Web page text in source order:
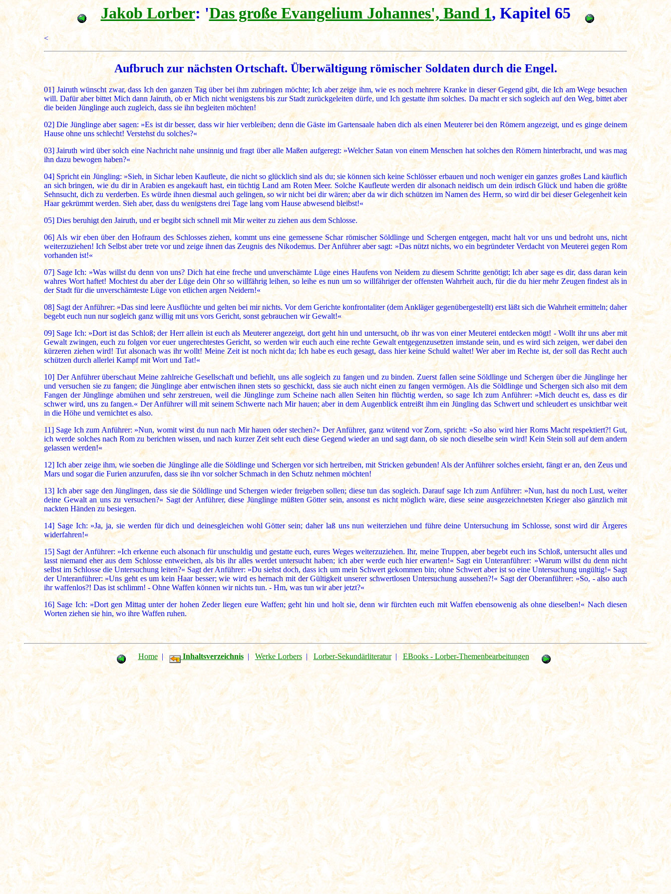
Jakob Lorber: 'Das große Evangelium Johannes', Band 1, Kapitel 65
<
Aufbruch zur nächsten Ortschaft. Überwältigung römischer Soldaten durch die Engel.
01]Jairuth wünscht zwar, dass Ich den ganzen Tag über bei ihm zubringen möchte; Ich aber zeige ihm, wie es noch mehrere Kranke in dieser Gegend gibt, die Ich am Wege besuchen
will. Dafür aber bittet Mich dann Jairuth, ob er Mich nicht wenigstens bis zur Stadt zurückgeleiten dürfe, und Ich gestatte ihm solches. Da macht er sich sogleich auf den Weg, bittet aber
die beiden Jünglinge auch zugleich, dass sie ihn begleiten möchten!
02]Die Jünglinge aber sagen: »Es ist dir besser, dass wir hier verbleiben; denn die Gäste im Gartensaale haben dich als einen Meuterer bei den Römern angezeigt, und es ginge deinem
Hause ohne uns schlecht! Verstehst du solches?«
03]Jairuth wird über solch eine Nachricht nahe unsinnig und fragt über alle Maßen aufgeregt: »Welcher Satan von einem Menschen hat solches den Römern hinterbracht, und was mag
ihn dazu bewogen haben?«
04] Spricht ein Jüngling: »Sieh, in Sichar leben Kaufleute, die nicht so glücklich sind als du; sie können sich keine Schlösser erbauen und noch weniger ein ganzes großes Land käuflich
an sich bringen, wie du dir in Arabien es angekauft hast, ein tüchtig Land am Roten Meer. Solche Kaufleute werden dir alsonach neidisch um dein irdisch Glück und haben die größte
Sehnsucht, dich zu verderben. Es würde ihnen diesmal auch gelingen, so wir nicht bei dir wären; aber da wir dich schützen im Namen des Herrn, so wird dir bei dieser Gelegenheit kein
Haar gekrümmt werden. Sieh aber, dass du wenigstens drei Tage lang vom Hause abwesend bleibst!«
05] Dies beruhigt den Jairuth, und er begibt sich schnell mit Mir weiter zu ziehen aus dem Schlosse.
06]Als wir eben über den Hofraum des Schlosses ziehen, kommt uns eine gemessene Schar römischer Söldlinge und Schergen entgegen, macht halt vor uns und bedroht uns, nicht
weiterzuziehen! Ich Selbst aber trete vor und zeige ihnen das Zeugnis des Nikodemus. Der Anführer aber sagt: »Das nützt nichts, wo ein begründeter Verdacht von Meuterei gegen Rom
vorhanden ist!«
07] Sage Ich: »Was willst du denn von uns? Dich hat eine freche und unverschämte Lüge eines Haufens von Neidern zu diesem Schritte genötigt; Ich aber sage es dir, dass daran kein
wahres Wort haftet! Mochtest du aber der Lüge dein Ohr so willfährig leihen, so leihe es nun um so willfähriger der offensten Wahrheit auch, für die du hier mehr Zeugen findest als in
der Stadt für die unverschämteste Lüge von etlichen argen Neidern!«
08] Sagt der Anführer: »Das sind leere Ausflüchte und gelten bei mir nichts. Vor dem Gerichte konfrontaliter (dem Ankläger gegenübergestellt) erst läßt sich die Wahrheit ermitteln; daher
begebt euch nun nur sogleich ganz willig mit uns vors Gericht, sonst gebrauchen wir Gewalt!«
09] Sage Ich: »Dort ist das Schloß; der Herr allein ist euch als Meuterer angezeigt, dort geht hin und untersucht, ob ihr was von einer Meuterei entdecken mögt! - Wollt ihr uns aber mit
Gewalt zwingen, euch zu folgen vor euer ungerechtestes Gericht, so werden wir euch auch eine rechte Gewalt entgegenzusetzen imstande sein, und es wird sich zeigen, wer dabei den
kürzeren ziehen wird! Tut alsonach was ihr wollt! Meine Zeit ist noch nicht da; Ich habe es euch gesagt, dass hier keine Schuld waltet! Wer aber im Rechte ist, der soll das Recht auch
schützen durch allerlei Kampf mit Wort und Tat!«
10] Der Anführer überschaut Meine zahlreiche Gesellschaft und befiehlt, uns alle sogleich zu fangen und zu binden. Zuerst fallen seine Söldlinge und Schergen über die Jünglinge her
und versuchen sie zu fangen; die Jünglinge aber entwischen ihnen stets so geschickt, dass sie auch nicht einen zu fangen vermögen. Als die Söldlinge und Schergen sich also mit dem
Fangen der Jünglinge abmühen und sehr zerstreuen, weil die Jünglinge zum Scheine nach allen Seiten hin flüchtig werden, so sage Ich zum Anführer: »Mich deucht es, dass es dir
schwer wird, uns zu fangen.« Der Anführer will mit seinem Schwerte nach Mir hauen; aber in dem Augenblick entreißt ihm ein Jüngling das Schwert und schleudert es unsichtbar weit
in die Höhe und vernichtet es also.
11] Sage Ich zum Anführer: »Nun, womit wirst du nun nach Mir hauen oder stechen?« Der Anführer, ganz wütend vor Zorn, spricht: »So also wird hier Roms Macht respektiert?! Gut,
ich werde solches nach Rom zu berichten wissen, und nach kurzer Zeit seht euch diese Gegend wieder an und sagt dann, ob sie noch dieselbe sein wird! Kein Stein soll auf dem andern
gelassen werden!«
12] Ich aber zeige ihm, wie soeben die Jünglinge alle die Söldlinge und Schergen vor sich hertreiben, mit Stricken gebunden! Als der Anführer solches ersieht, fängt er an, den Zeus und
Mars und sogar die Furien anzurufen, dass sie ihn vor solcher Schmach in den Schutz nehmen möchten!
13] Ich aber sage den Jünglingen, dass sie die Söldlinge und Schergen wieder freigeben sollen; diese tun das sogleich. Darauf sage Ich zum Anführer: »Nun, hast du noch Lust, weiter
deine Gewalt an uns zu versuchen?« Sagt der Anführer, diese Jünglinge müßten Götter sein, ansonst es nicht möglich wäre, diese seine ausgezeichnetsten Krieger also gänzlich mit
nackten Händen zu besiegen.
14] Sage Ich: »Ja, ja, sie werden für dich und deinesgleichen wohl Götter sein; daher laß uns nun weiterziehen und führe deine Untersuchung im Schlosse, sonst wird dir Ärgeres
widerfahren!«
15] Sagt der Anführer: »Ich erkenne euch alsonach für unschuldig und gestatte euch, eures Weges weiterzuziehen. Ihr, meine Truppen, aber begebt euch ins Schloß, untersucht alles und
lasst niemand eher aus dem Schlosse entweichen, als bis ihr alles werdet untersucht haben; ich aber werde euch hier erwarten!« Sagt ein Unteranführer: »Warum willst du denn nicht
selbst im Schlosse die Untersuchung leiten?« Sagt der Anführer: »Du siehst doch, dass ich um mein Schwert gekommen bin; ohne Schwert aber ist so eine Untersuchung ungültig!« Sagt
der Unteranführer: »Uns geht es um kein Haar besser; wie wird es hernach mit der Gültigkeit unserer schwertlosen Untersuchung aussehen?!« Sagt der Oberanführer: »So, - also auch
ihr waffenlos?! Das ist schlimm! - Ohne Waffen können wir nichts tun. - Hm, was tun wir aber jetzt?«
16] Sage Ich: »Dort gen Mittag unter der hohen Zeder liegen eure Waffen; geht hin und holt sie, denn wir fürchten euch mit Waffen ebensowenig als ohne dieselben!« Nach diesen
Worten ziehen sie hin, wo ihre Waffen ruhen.
Home| Inhaltsverzeichnis| Werke Lorbers| Lorber-Sekundärliteratur| EBooks - Lorber-Themenbearbeitungen